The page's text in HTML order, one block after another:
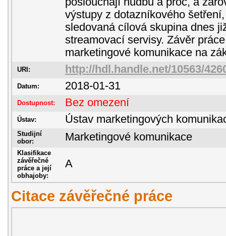
výstupy z dotazníkového
sledovaná cílová skupina dnes
streamovací servisy. Závěr
marketingové komunikace na
URI: http://hdl.handle.net/10563/
Datum: 2018-01-31
Dostupnost: Bez omezení
Ústav: Ústav marketingových
Studijní
obor:
Marketingové komunikace
Klasifikace
závěřečné
práce a její
obhajoby:
A
Citace závěřečné práce